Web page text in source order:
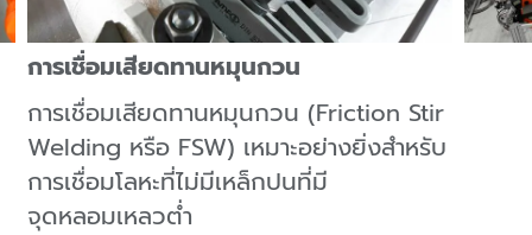
การเชื่อมเสียดทานหมุนกวน
การเชื่อมเสียดทานหมุนกวน (Friction Stir
Welding หรือ FSW) เหมาะอย่างยิ่งสำหรับ
การเชื่อมโลหะที่ไม่มีเหล็กปนที่มี
จุดหลอมเหลวต่ำ